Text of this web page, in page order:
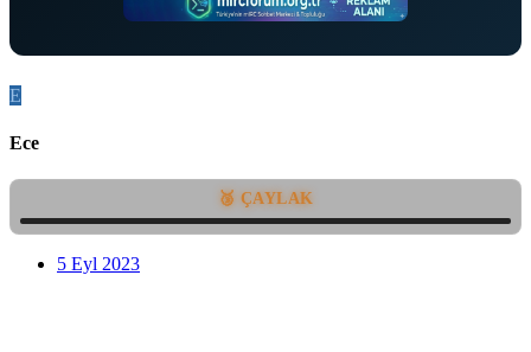
E
Ece
🥉 ÇAYLAK
5 Eyl 2023